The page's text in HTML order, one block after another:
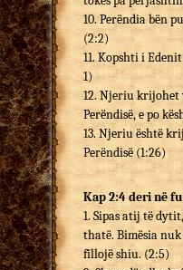
10. Perëndia bën
(2:2)
11. Kopshti i
1)
12. Njeriu krijohet
Perëndisë, e po
13. Njeriu është
Perëndisë (1:26)
Kap 2:4 deri në
1. Sipas atij të
thatë. Bimësia
fillojë shiu. (2:5)